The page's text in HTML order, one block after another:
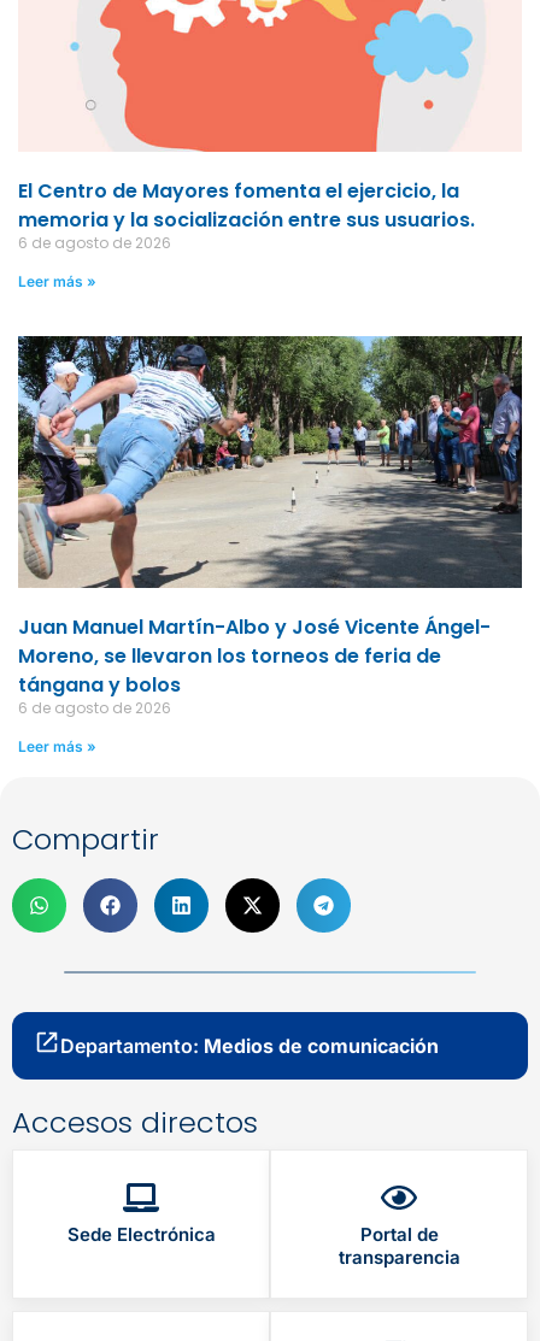
El Centro de Mayores fomenta el ejercicio, la
memoria y la socialización entre sus usuarios.
6 de agosto de 2026
Leer más »
Juan Manuel Martín-Albo y José Vicente Ángel-
Moreno, se llevaron los torneos de feria de
tángana y bolos
6 de agosto de 2026
Leer más »
Compartir
Departamento: Medios de comunicación
Accesos directos
Sede Electrónica
Portal de
transparencia